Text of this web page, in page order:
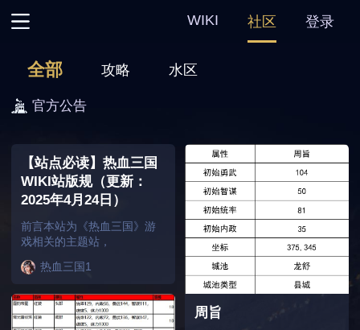
WIKI 社区 登录
热血三国3
热血三国复刻
全部 攻略 水区
官方公告
【站点必读】热血三国
WIKI站版规（更新：
2025年4月24日）
前言本站为《热血三国》游
戏相关的主题站，
热血三国1
周旨